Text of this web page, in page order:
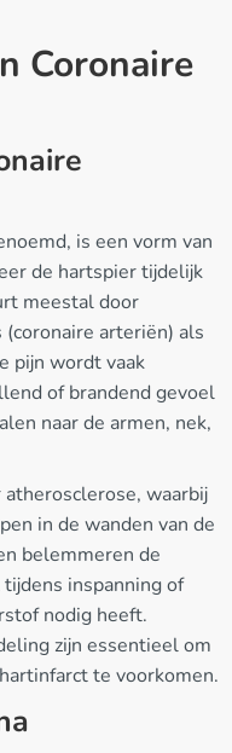
Coronaire
is een vorm van
de hartspier tijdelijk
meestal door
arteriën) als
pijn wordt vaak
of brandend gevoel
naar de armen, nek,
waarbij
in de wanden van de
belemmeren de
inspanning of
nodig heeft.
zijn essentieel om
te voorkomen.